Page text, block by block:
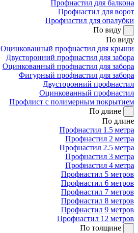
Профнастил для балкона
Профнастил для ворот
Профнастил для опалубки
По виду
По виду
Оцинкованный профнастил для крыши
Двусторонний профнастил для забора
Оцинкованный профнастил для забора
Фигурный профнастил для забора
Двусторонний профнастил
Оцинкованный профнастил
Профлист с полимерным покрытием
По длине
По длине
Профнастил 1.5 метра
Профнастил 2 метра
Профнастил 2.5 метра
Профнастил 3 метра
Профнастил 4 метра
Профнастил 5 метров
Профнастил 6 метров
Профнастил 7 метров
Профнастил 8 метров
Профнастил 9 метров
Профнастил 12 метров
По толщине